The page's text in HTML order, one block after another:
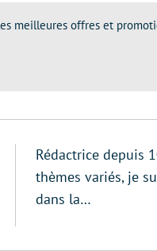
meilleures offres et
Rédactrice depuis
thèmes variés, je
dans la…